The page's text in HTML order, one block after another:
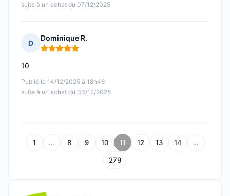
suite à un achat du 07/12/2025
D
Dominique R.
Note : 5 sur 5
Publié le 14/12/2025 à 18h46
suite à un achat du 03/12/2025
10
1 … 8 9 10 11 12 13 14 …
279